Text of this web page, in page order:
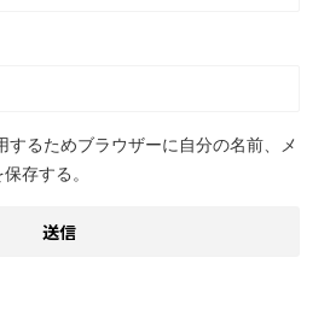
するためブラウザーに自分の名前、メ
存する。